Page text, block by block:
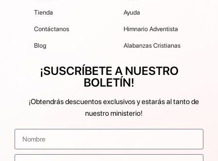
Tienda
Contáctanos
Blog
Ayuda
Himnario Adventista
Alabanzas Cristianas
¡SUSCRÍBETE A NUESTRO
BOLETÍN!
¡Obtendrás descuentos exclusivos y estarás al tanto de
nuestro ministerio!